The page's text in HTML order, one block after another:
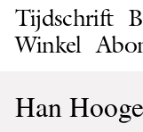
Tijdschrift
Winkel
Han